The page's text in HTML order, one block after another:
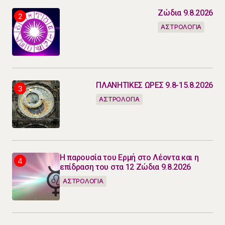
Ζώδια 9.8.2026
ΑΣΤΡΟΛΟΓΙΑ
ΠΛΑΝΗΤΙΚΕΣ ΩΡΕΣ 9.8-15.8.2026
ΑΣΤΡΟΛΟΓΙΑ
Η παρουσία του Ερμή στο Λέοντα και η
επίδραση του στα 12 Ζώδια 9.8.2026
ΑΣΤΡΟΛΟΓΙΑ